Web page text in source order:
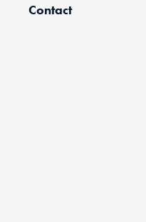
Contact